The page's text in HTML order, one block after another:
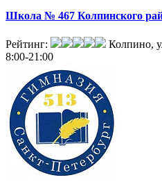
Школа № 467 Колпинского
Рейтинг:
Колпино,
8:00-21:00